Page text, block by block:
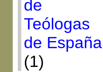
de
Teólogas
de España
(1)